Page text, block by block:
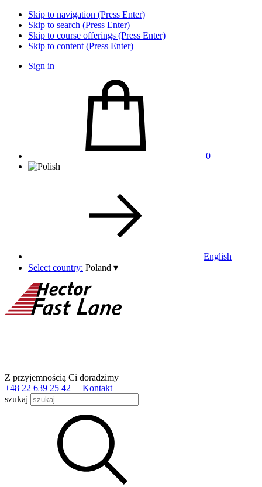
Skip to navigation (Press Enter)
Skip to search (Press Enter)
Skip to course offerings (Press Enter)
Skip to content (Press Enter)
Sign in
0
English
Select country: Poland ▾
Z przyjemnością Ci doradzimy
+48 22 639 25 42
Kontakt
szukaj